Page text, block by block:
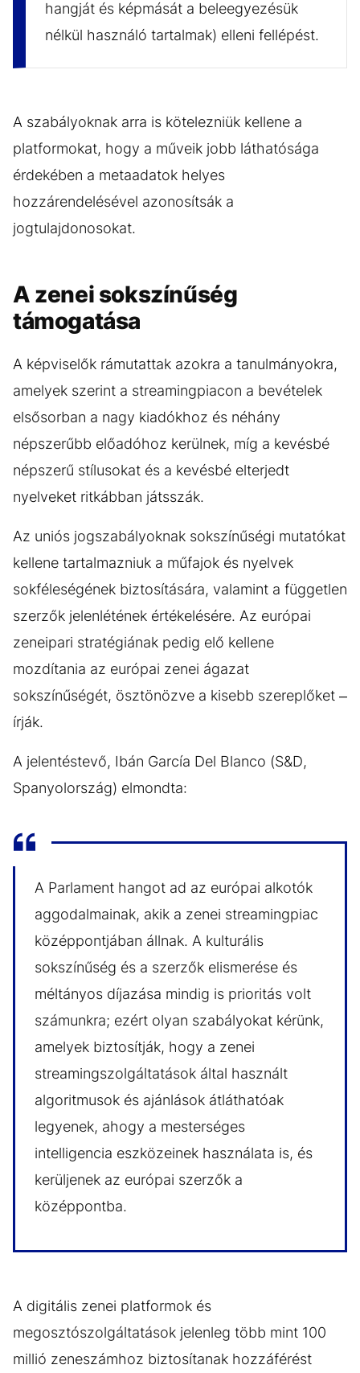
hangját és képmását a beleegyezésük
nélkül használó tartalmak) elleni fellépést.
A szabályoknak arra is kötelezniük kellene a
platformokat, hogy a műveik jobb láthatósága
érdekében a metaadatok helyes
hozzárendelésével azonosítsák a
jogtulajdonosokat.
A zenei sokszínűség
támogatása
A képviselők rámutattak azokra a tanulmányokra,
amelyek szerint a streamingpiacon a bevételek
elsősorban a nagy kiadókhoz és néhány
népszerűbb előadóhoz kerülnek, míg a kevésbé
népszerű stílusokat és a kevésbé elterjedt
nyelveket ritkábban játsszák.
Az uniós jogszabályoknak sokszínűségi mutatókat
kellene tartalmazniuk a műfajok és nyelvek
sokféleségének biztosítására, valamint a független
szerzők jelenlétének értékelésére. Az európai
zeneipari stratégiának pedig elő kellene
mozdítania az európai zenei ágazat
sokszínűségét, ösztönözve a kisebb szereplőket –
írják.
A jelentéstevő, Ibán García Del Blanco (S&D,
Spanyolország) elmondta:
A Parlament hangot ad az európai alkotók
aggodalmainak, akik a zenei streamingpiac
középpontjában állnak. A kulturális
sokszínűség és a szerzők elismerése és
méltányos díjazása mindig is prioritás volt
számunkra; ezért olyan szabályokat kérünk,
amelyek biztosítják, hogy a zenei
streamingszolgáltatások által használt
algoritmusok és ajánlások átláthatóak
legyenek, ahogy a mesterséges
intelligencia eszközeinek használata is, és
kerüljenek az európai szerzők a
középpontba.
A digitális zenei platformok és
megosztószolgáltatások jelenleg több mint 100
millió zeneszámhoz biztosítanak hozzáférést